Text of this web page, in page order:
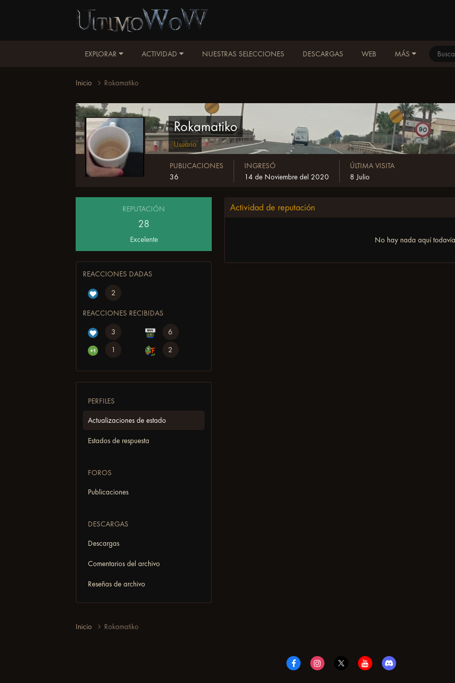
EXPLORAR ACTIVIDAD NUESTRAS SELECCIONES DESCARGAS WEB MÁS
Inicio Rokamatiko
Rokamatiko
Usuario
PUBLICACIONES
36
INGRESÓ
14 de Noviembre del 2020
ÚLTIMA VISITA
8 Julio
REPUTACIÓN
28
Excelente
REACCIONES DADAS
2
REACCIONES RECIBIDAS
3
6
1
2
PERFILES
Actualizaciones de estado
Estados de respuesta
FOROS
Publicaciones
DESCARGAS
Descargas
Comentarios del archivo
Reseñas de archivo
Actividad de reputación
No hay nada aquí
Inicio Rokamatiko